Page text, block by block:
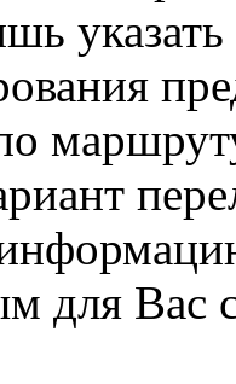
для Вас